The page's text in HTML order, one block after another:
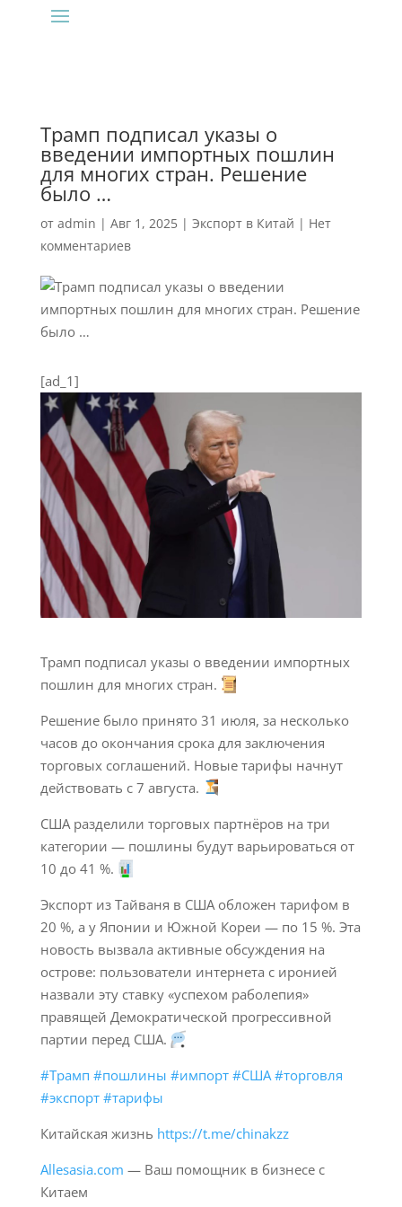
Трамп подписал указы о
введении импортных пошлин
для многих стран. Решение
было …
от admin | Авг 1, 2025| Экспорт в Китай | Нет
комментариев
[ad_1]
Трамп подписал указы о введении импортных
пошлин для многих стран.
Решение было принято 31 июля, за несколько
часов до окончания срока для заключения
торговых соглашений. Новые тарифы начнут
действовать с 7 августа.
США разделили торговых партнёров на три
категории — пошлины будут варьироваться от
10 до 41 %.
Экспорт из Тайваня в США обложен тарифом в
20 %, а у Японии и Южной Кореи — по 15 %. Эта
новость вызвала активные обсуждения на
острове: пользователи интернета с иронией
назвали эту ставку «успехом раболепия»
правящей Демократической прогрессивной
партии перед США.
#Трамп #пошлины #импорт #США #торговля
#экспорт #тарифы
Китайская жизнь https://t.me/chinakzz
Allesasia.com — Ваш помощник в бизнесе с
Китаем